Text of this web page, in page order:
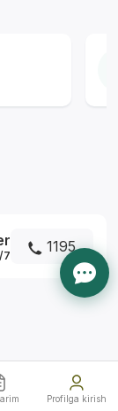
7 1195
Profilga kirish